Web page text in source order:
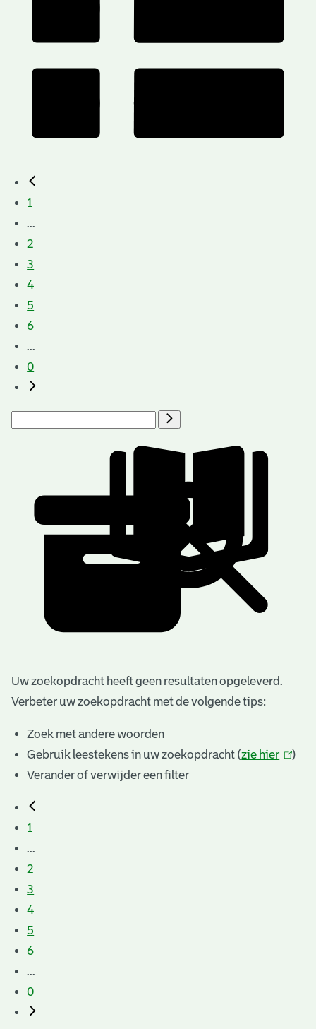
1
...
2
3
4
5
6
...
0
Uw zoekopdracht heeft geen resultaten opgeleverd.
Verbeter uw zoekopdracht met de volgende tips:
Zoek met andere woorden
Gebruik leestekens in uw zoekopdracht (zie hier (link
)
Verander of verwijder een filter
1
...
2
3
4
5
6
...
0